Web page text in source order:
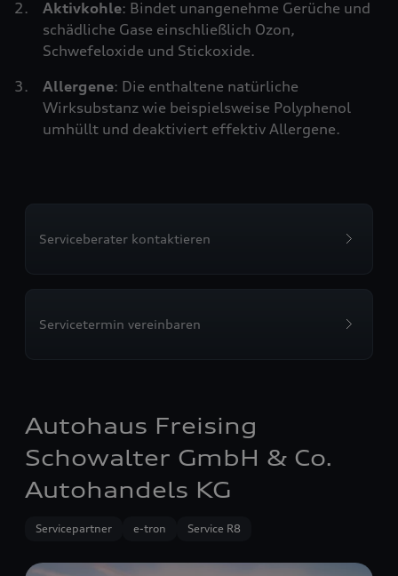
Aktivkohle: Bindet unangenehme Gerüche und
schädliche Gase einschließlich Ozon,
Schwefeloxide und Stickoxide.
Allergene: Die enthaltene natürliche
Wirksubstanz wie beispielsweise Polyphenol
umhüllt und deaktiviert effektiv Allergene.
Serviceberater kontaktieren
Servicetermin vereinbaren
Autohaus Freising
Schowalter GmbH & Co.
Autohandels KG
Servicepartner e-tron Service R8